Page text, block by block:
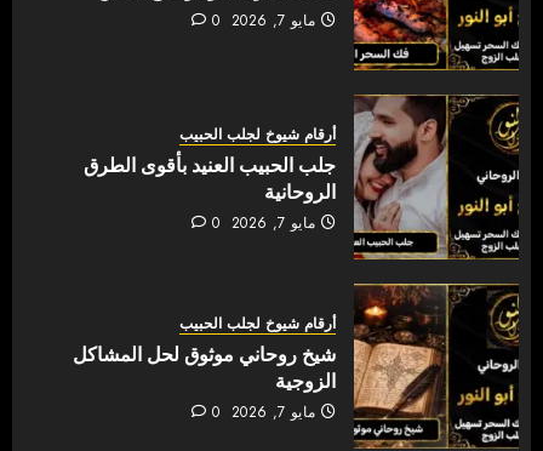
مايو 7, 2026 0
أرقام شيوخ لجلب الحبيب
جلب الحبيب العنيد بأقوى الطرق
الروحانية
مايو 7, 2026 0
أرقام شيوخ لجلب الحبيب
شيخ روحاني موثوق لحل المشاكل
الزوجية
مايو 7, 2026 0